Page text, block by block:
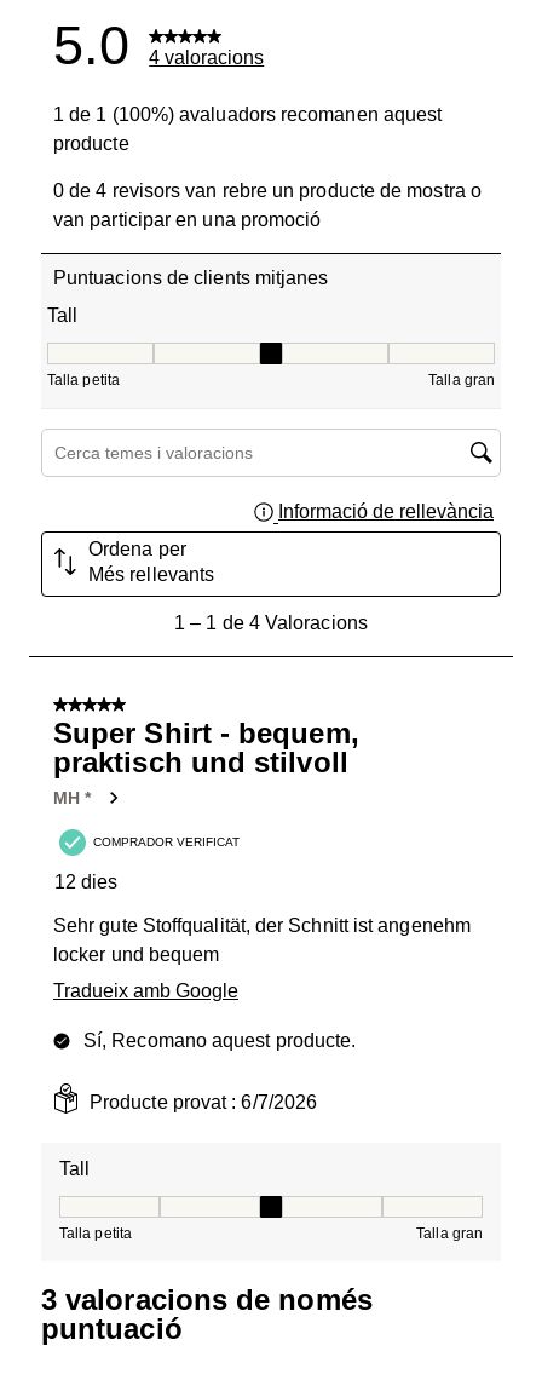
5.0 4 valoracions
1 de 1 (100%) avaluadors recomanen aquest
producte
0 de 4 revisors van rebre un producte de mostra o
van participar en una promoció
Puntuacions de clients mitjanes
Tall
Talla petita Talla gran
Cerca temes i valoracions regió de cerca
Informació de rellevància
Ordena per
Més rellevants
Valoracions.
1 – 1 de 4 Valoracions
5 de 5 estrelles.
Super Shirt - bequem,
praktisch und stilvoll
MH *
COMPRADOR VERIFICAT
12 dies
Sehr gute Stoffqualität, der Schnitt ist angenehm
locker und bequem
Tradueix amb Google
Sí, Recomano aquest producte.
Producte provat :6/7/2026
Tall
Talla petita Talla gran
3 valoracions de només
puntuació